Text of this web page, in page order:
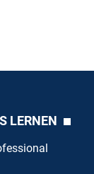
LERNEN